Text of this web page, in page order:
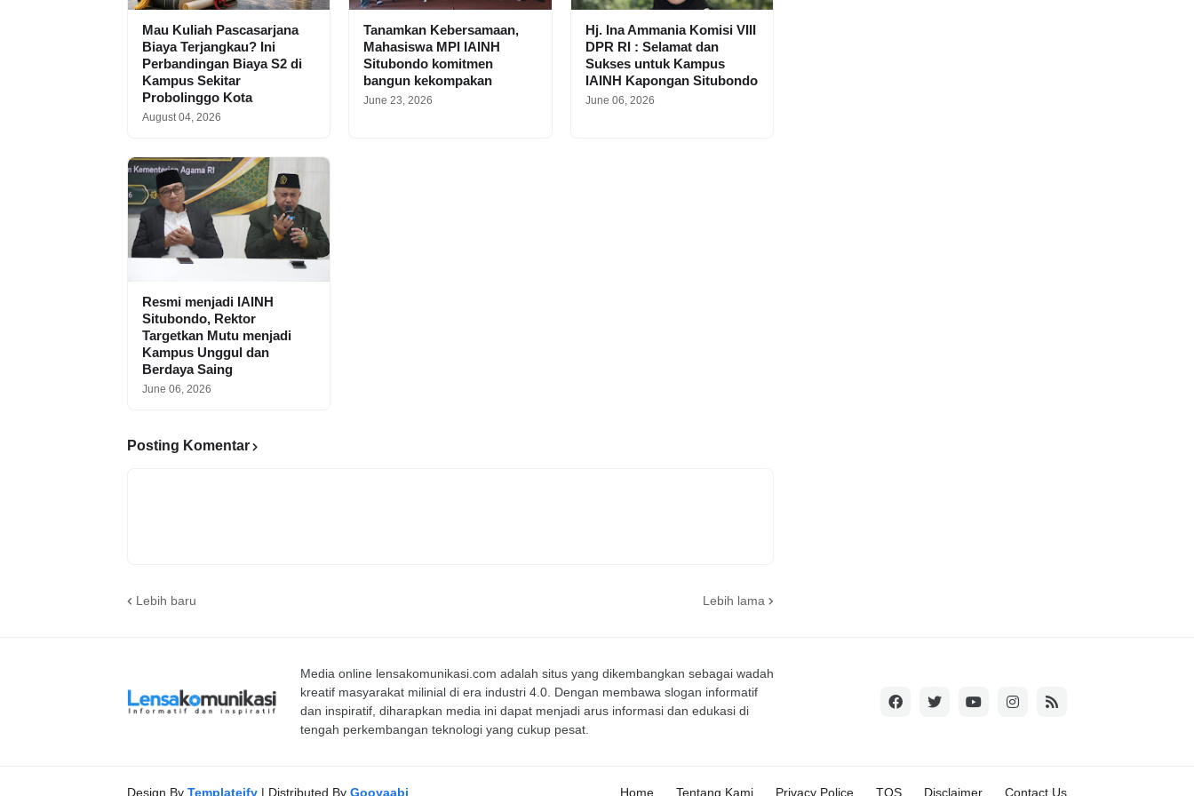
Mau Kuliah Pascasarjana
Biaya Terjangkau? Ini
Perbandingan Biaya S2 di
Kampus Sekitar
Probolinggo Kota
August 04, 2026
Tanamkan Kebersamaan,
Mahasiswa MPI IAINH
Situbondo komitmen
bangun kekompakan
June 23, 2026
Hj. Ina Ammania Komisi VIII
DPR RI : Selamat dan
Sukses untuk Kampus
IAINH Kapongan Situbondo
June 06, 2026
Resmi menjadi IAINH
Situbondo, Rektor
Targetkan Mutu menjadi
Kampus Unggul dan
Berdaya Saing
June 06, 2026
Posting Komentar
Lebih baru Lebih lama
Media online lensakomunikasi.com adalah situs yang dikembangkan sebagai wadah
kreatif masyarakat milinial di era industri 4.0. Dengan membawa slogan informatif
dan inspiratif, diharapkan media ini dapat menjadi arus informasi dan edukasi di
tengah perkembangan teknologi yang cukup pesat.
Design By Templateify | Distributed By Gooyaabi Home Tentang Kami Privacy Police TOS Disclaimer Contact Us